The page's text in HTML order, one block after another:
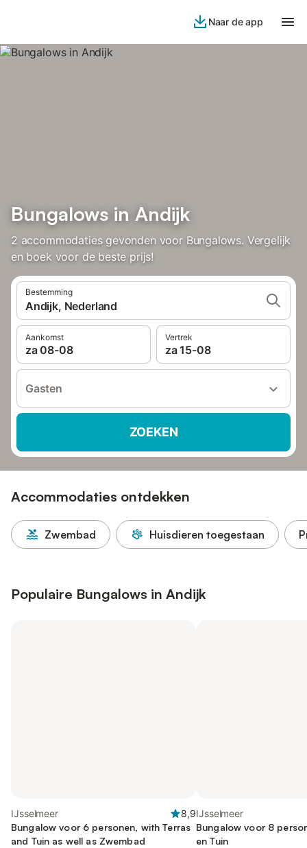
Naar de app
Bungalows in Andijk
2 accommodaties gevonden voor Bungalows. Vergelijk
en boek voor de beste prijs!
Bestemming
Andijk, Nederland
Aankomst
za 08-08
Vertrek
za 15-08
Gasten
ZOEKEN
Accommodaties ontdekken
Zwembad Huisdieren toegestaan
Populaire Bungalows in Andijk
IJsselmeer
8,9
Bungalow voor 6 personen, with Terras
and Tuin as well as Zwembad
IJsselmeer
Bungalow voor 8
en Tuin